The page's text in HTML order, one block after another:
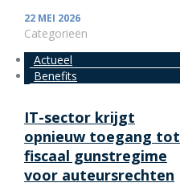
22 MEI 2026
Categorieën
Actueel
Benefits
IT-sector krijgt
opnieuw toegang tot
fiscaal gunstregime
voor auteursrechten